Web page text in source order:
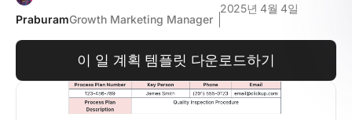
PraburamGrowth Marketing Manager
2025년 4월 4일
이 일 계획 템플릿 다운로드하기